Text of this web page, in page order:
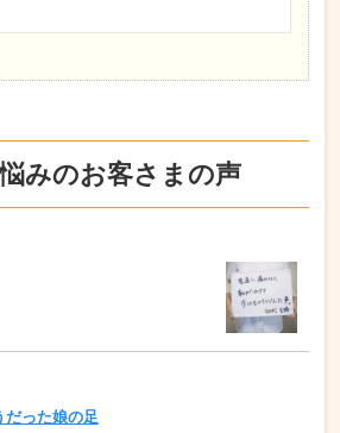
みのお客さまの声
だった娘の足